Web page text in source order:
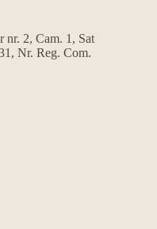
2, Cam. 1, Sat
Nr. Reg. Com.